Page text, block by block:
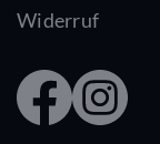
Widerruf
Faceb
ook
Insta
gram